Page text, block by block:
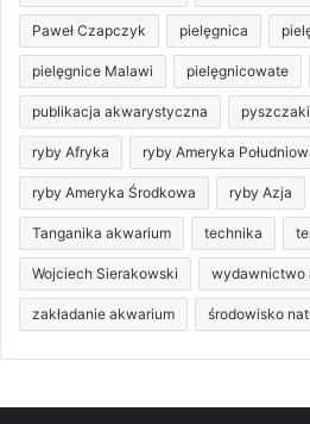
Paweł Czapczyk pielęgnica
pielęgnice Malawi pielęgnicowate
publikacja akwarystyczna pyszczaki
ryby Afryka ryby Ameryka
ryby Ameryka Środkowa ryby Azja
Tanganika akwarium technika
Wojciech Sierakowski wydawnictwo
zakładanie akwarium środowisko